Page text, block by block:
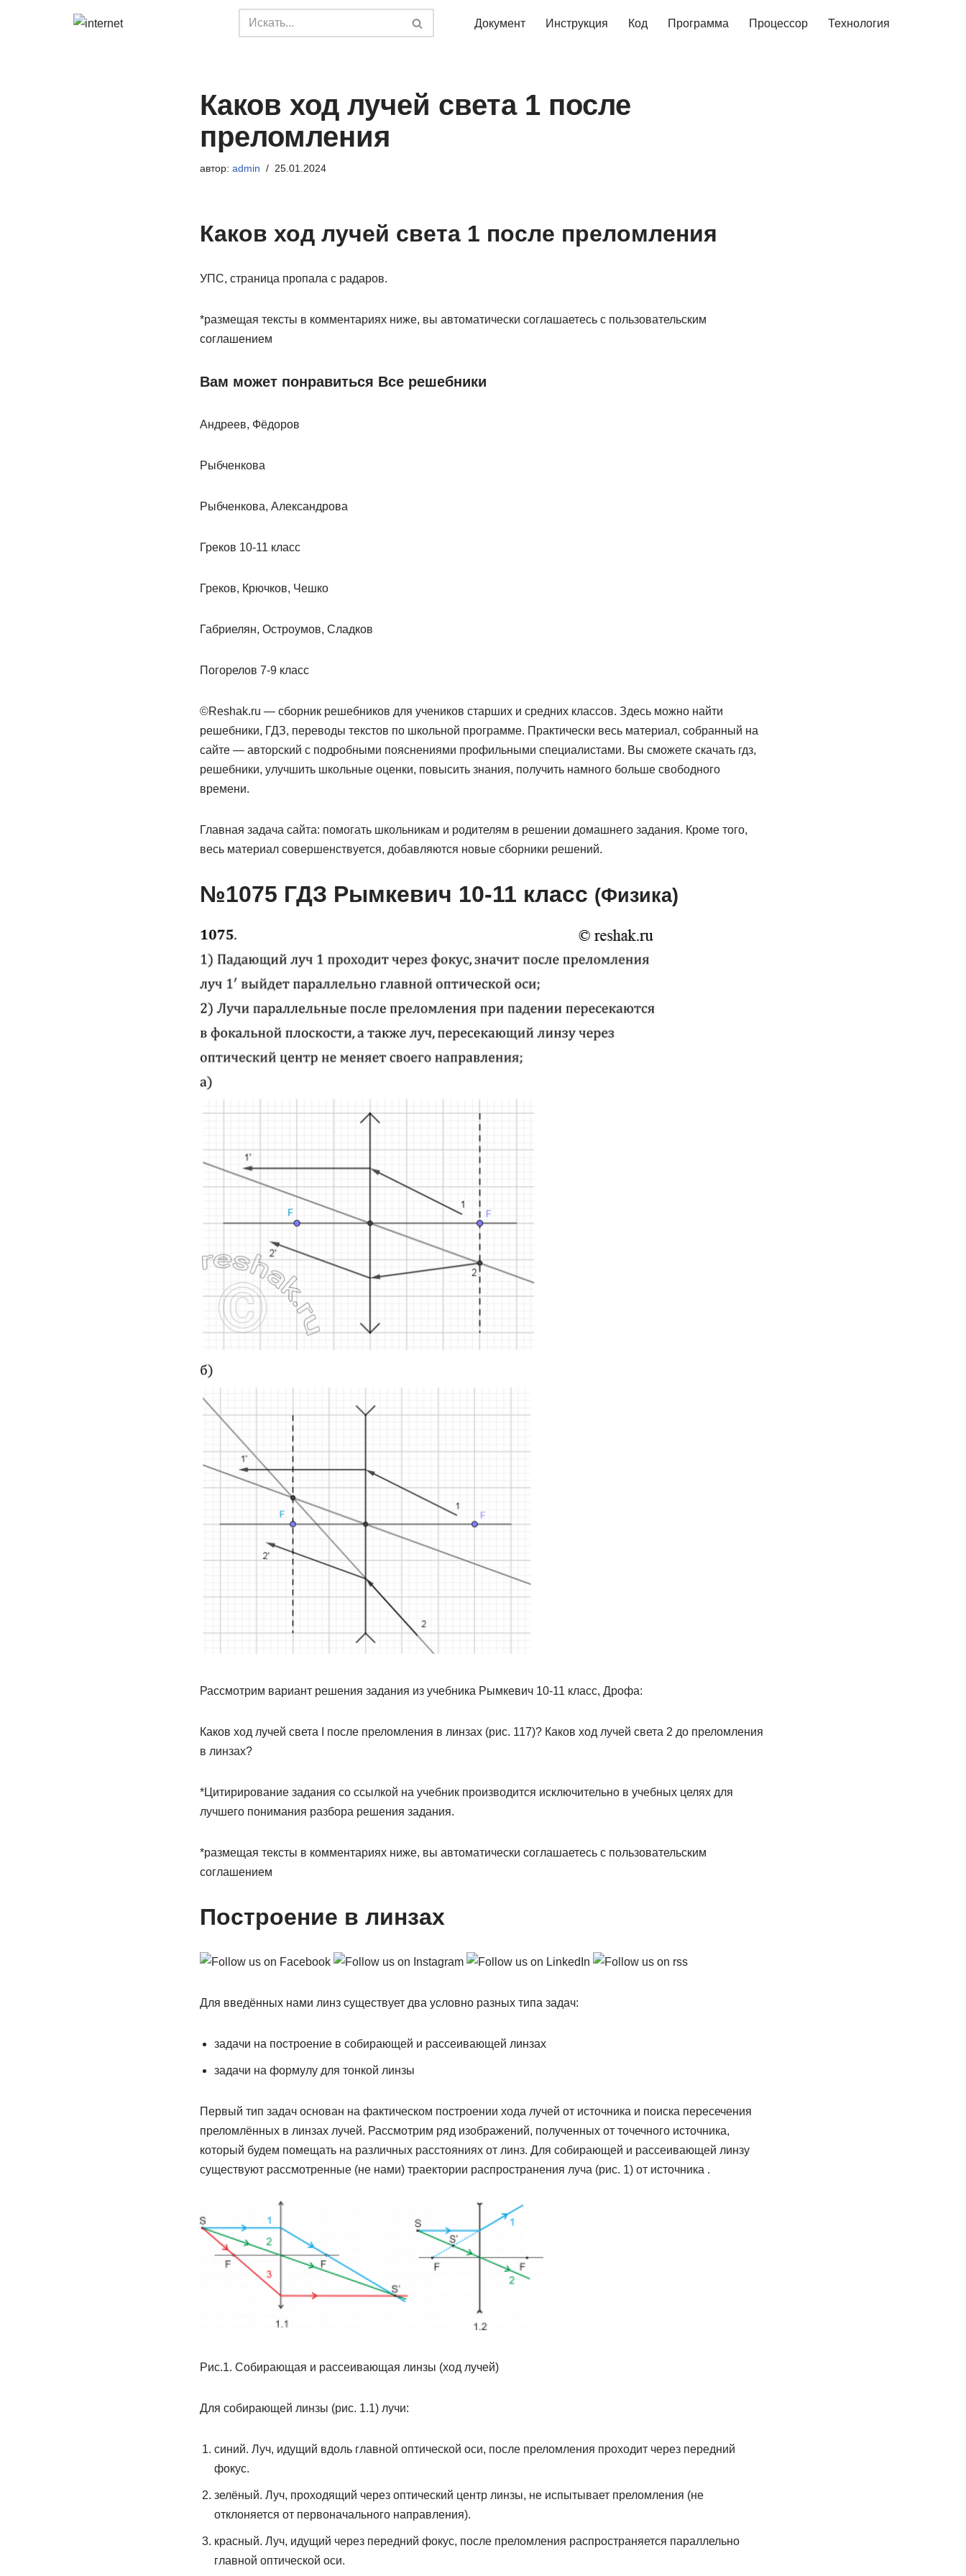
Документ Инструкция Код Программа Процессор Технология
Каков ход лучей света 1 после
преломления
автор: admin 25.01.2024
Каков ход лучей света 1 после преломления
УПС, страница пропала с радаров.
*размещая тексты в комментариях ниже, вы автоматически соглашаетесь с пользовательским
соглашением
Вам может понравиться Все решебники
Андреев, Фёдоров
Рыбченкова
Рыбченкова, Александрова
Греков 10-11 класс
Греков, Крючков, Чешко
Габриелян, Остроумов, Сладков
Погорелов 7-9 класс
©Reshak.ru — сборник решебников для учеников старших и средних классов. Здесь можно найти
решебники, ГДЗ, переводы текстов по школьной программе. Практически весь материал, собранный на
сайте — авторский с подробными пояснениями профильными специалистами. Вы сможете скачать гдз,
решебники, улучшить школьные оценки, повысить знания, получить намного больше свободного
времени.
Главная задача сайта: помогать школьникам и родителям в решении домашнего задания. Кроме того,
весь материал совершенствуется, добавляются новые сборники решений.
№1075 ГДЗ Рымкевич 10-11 класс (Физика)
Рассмотрим вариант решения задания из учебника Рымкевич 10-11 класс, Дрофа:
Каков ход лучей света I после преломления в линзах (рис. 117)? Каков ход лучей света 2 до преломления
в линзах?
*Цитирирование задания со ссылкой на учебник производится исключительно в учебных целях для
лучшего понимания разбора решения задания.
*размещая тексты в комментариях ниже, вы автоматически соглашаетесь с пользовательским
соглашением
Построение в линзах
Для введённых нами линз существует два условно разных типа задач:
задачи на построение в собирающей и рассеивающей линзах
задачи на формулу для тонкой линзы
Первый тип задач основан на фактическом построении хода лучей от источника и поиска пересечения
преломлённых в линзах лучей. Рассмотрим ряд изображений, полученных от точечного источника,
который будем помещать на различных расстояниях от линз. Для собирающей и рассеивающей линзу
существуют рассмотренные (не нами) траектории распространения луча (рис. 1) от источника .
Рис.1. Собирающая и рассеивающая линзы (ход лучей)
Для собирающей линзы (рис. 1.1) лучи:
синий. Луч, идущий вдоль главной оптической оси, после преломления проходит через передний
фокус.
зелёный. Луч, проходящий через оптический центр линзы, не испытывает преломления (не
отклоняется от первоначального направления).
красный. Луч, идущий через передний фокус, после преломления распространяется параллельно
главной оптической оси.